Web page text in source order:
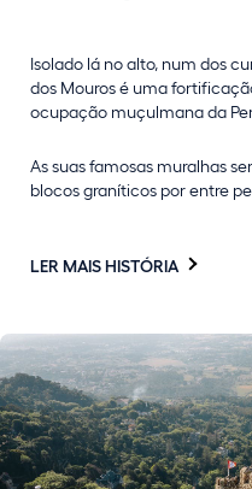
Isolado lá no alto, num dos
dos Mouros é uma
ocupação muçulmana da
As suas famosas muralhas
blocos graníticos por entre
LER MAIS HISTÓRIA